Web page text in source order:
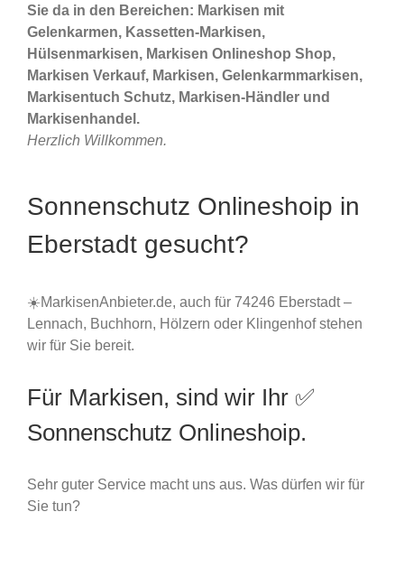
Sie da in den Bereichen: Markisen mit
Gelenkarmen, Kassetten-Markisen,
Hülsenmarkisen, Markisen Onlineshop Shop,
Markisen Verkauf, Markisen, Gelenkarmmarkisen,
Markisentuch Schutz, Markisen-Händler und
Markisenhandel.
Herzlich Willkommen.
Sonnenschutz Onlineshoip in
Eberstadt gesucht?
☀️MarkisenAnbieter.de, auch für 74246 Eberstadt –
Lennach, Buchhorn, Hölzern oder Klingenhof stehen
wir für Sie bereit.
Für Markisen, sind wir Ihr ✅
Sonnenschutz Onlineshoip.
Sehr guter Service macht uns aus. Was dürfen wir für
Sie tun?